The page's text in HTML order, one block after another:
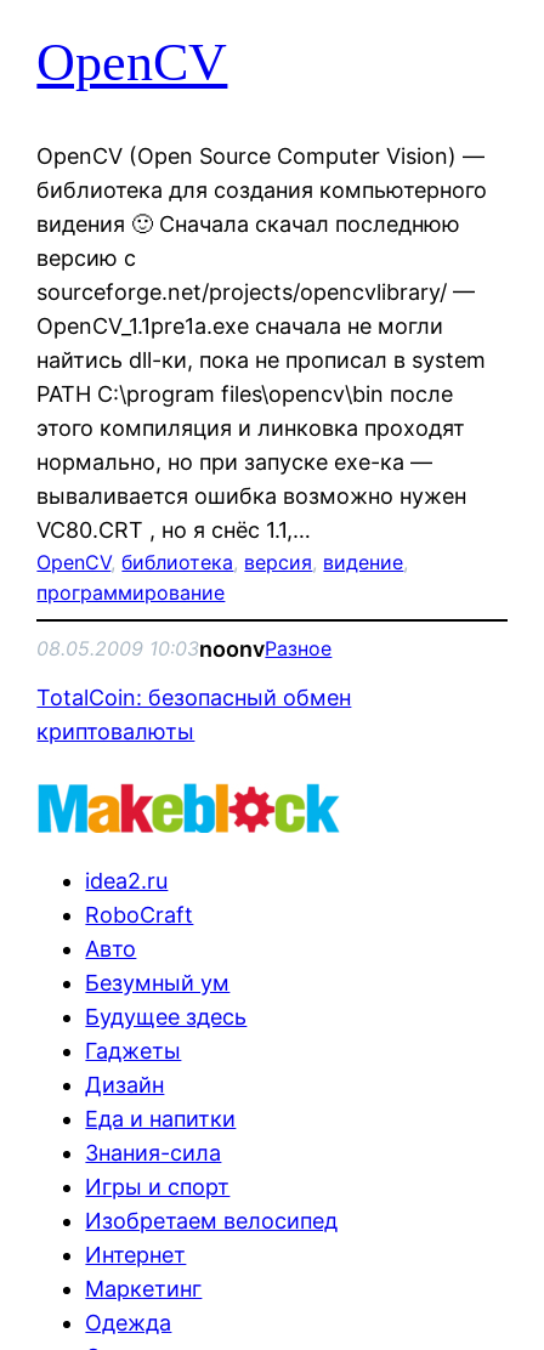
OpenCV
OpenCV (Open Source Computer Vision) —
библиотека для создания компьютерного
видения 🙂 Сначала скачал последнюю
версию с
sourceforge.net/projects/opencvlibrary/ —
OpenCV_1.1pre1a.exe сначала не могли
найтись dll-ки, пока не прописал в system
PATH C:\program files\opencv\bin после
этого компиляция и линковка проходят
нормально, но при запуске exe-ка —
вываливается ошибка возможно нужен
VC80.CRT , но я снёс 1.1,…
OpenCV, библиотека, версия, видение
программирование
08.05.2009 10:03noonvРазное
TotalCoin: безопасный обмен
криптовалюты
idea2.ru
RoboCraft
Авто
Безумный ум
Будущее здесь
Гаджеты
Дизайн
Еда и напитки
Знания-сила
Игры и спорт
Изобретаем велосипед
Интернет
Маркетинг
Одежда